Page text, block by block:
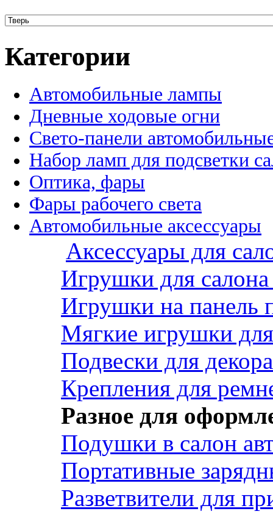
Категории
Автомобильные лампы
Дневные ходовые огни
Свето-панели
Набор ламп для подсветки
Оптика, фары
Фары рабочего света
Автомобильные аксессуары
Аксессуары для
Игрушки для
Игрушки на панель
Мягкие игрушки
Подвески для декора
Крепления для
Разное для
Подушки в салон
Портативные
Разветвители для